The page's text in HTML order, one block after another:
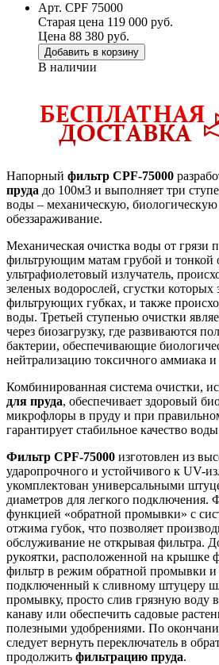
Арт. CPF 75000
Старая цена 119 000 руб.
Цена 88 380 руб.
Добавить в корзину
В наличии
Напорный фильтр CPF-75000
пруда до 100м3 и выполняет три
воды – механическую, биологическую
обеззараживание.
Механическая очистка воды от грязи
фильтрующим матам грубой и тонкой
ультрафиолетовый излучатель,
зеленых водорослей, сгустки которых
фильтрующих губках, и также
воды. Третьей ступенью очистки
через биозагрузку, где развиваются
бактерии, обеспечивающие
нейтрализацию токсичного аммиака и
Комбинированная система очистки,
для пруда, обеспечивает здоровый
микрофлоры в пруду и при
гарантирует стабильное качество
Фильтр CPF-75000 изготовлен из
ударопрочного и устойчивого к UV-
укомплектован универсальными
диаметров для легкого подключения.
функцией «обратной промывки» с
отжима губок, что позволяет
обслуживание не открывая фильтра.
рукоятки, расположенной на крышке
фильтр в режим обратной промывки и
подключенный к сливному штуцеру
промывку, просто слив грязную воду
канаву или обеспечить садовые
полезными удобрениями. По
следует вернуть переключатель в
продолжить фильтрацию пруда.